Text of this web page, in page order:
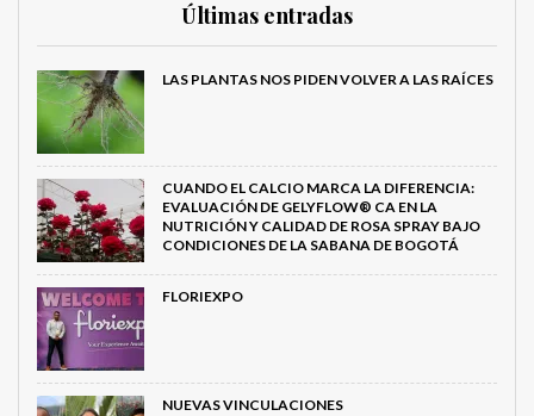
Últimas entradas
LAS PLANTAS NOS PIDEN VOLVER A LAS RAÍCES
CUANDO EL CALCIO MARCA LA DIFERENCIA:
EVALUACIÓN DE GELYFLOW® CA EN LA
NUTRICIÓN Y CALIDAD DE ROSA SPRAY BAJO
CONDICIONES DE LA SABANA DE BOGOTÁ
FLORIEXPO
NUEVAS VINCULACIONES